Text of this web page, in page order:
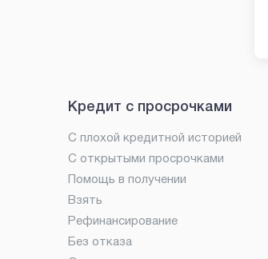
Кредит с просрочками
С плохой кредитной историей
С открытыми просрочками
Помощь в получении
Взять
Рефинансирование
Без отказа